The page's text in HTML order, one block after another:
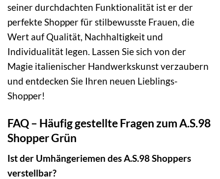
seiner durchdachten Funktionalität ist er der
perfekte Shopper für stilbewusste Frauen, die
Wert auf Qualität, Nachhaltigkeit und
Individualität legen. Lassen Sie sich von der
Magie italienischer Handwerkskunst verzaubern
und entdecken Sie Ihren neuen Lieblings-
Shopper!
FAQ – Häufig gestellte Fragen zum A.S.98
Shopper Grün
Ist der Umhängeriemen des A.S.98 Shoppers
verstellbar?